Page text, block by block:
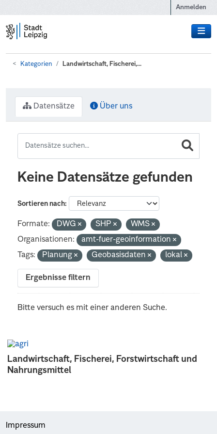
Anmelden
Kategorien Landwirtschaft, Fischerei,...
Landwirtschaft, Fischerei, Forstwirtschaft und
Nahrungsmittel
Datensätze Über uns
Keine Datensätze gefunden
Sortieren nach
Formate: DWG SHP
WMS
Organisationen:
amt-fuer-geoinformation
Tags:
Planung Geobasisdaten lokal
Ergebnisse filtern
Bitte versuch es mit einer anderen Suche.
Impressum